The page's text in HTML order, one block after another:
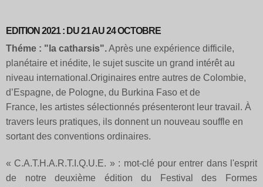
EDITION 2021 : DU 21 AU 24 OCTOBRE
Théme : "la catharsis".Après une expérience difficile,
planétaire et inédite, le sujet suscite un grand intérêt au
niveau international.Originaires entre autres de Colombie,
d’Espagne, de Pologne, du Burkina Faso et de
France, les artistes sélectionnés présenteront leur travail. À
travers leurs pratiques, ils donnent un nouveau souffle en
sortant des conventions ordinaires.
« C.A.T.H.A.R.T.I.Q.U.E. » : mot-clé pour entrer dans l'esprit
de notre deuxième édition du Festival des Formes